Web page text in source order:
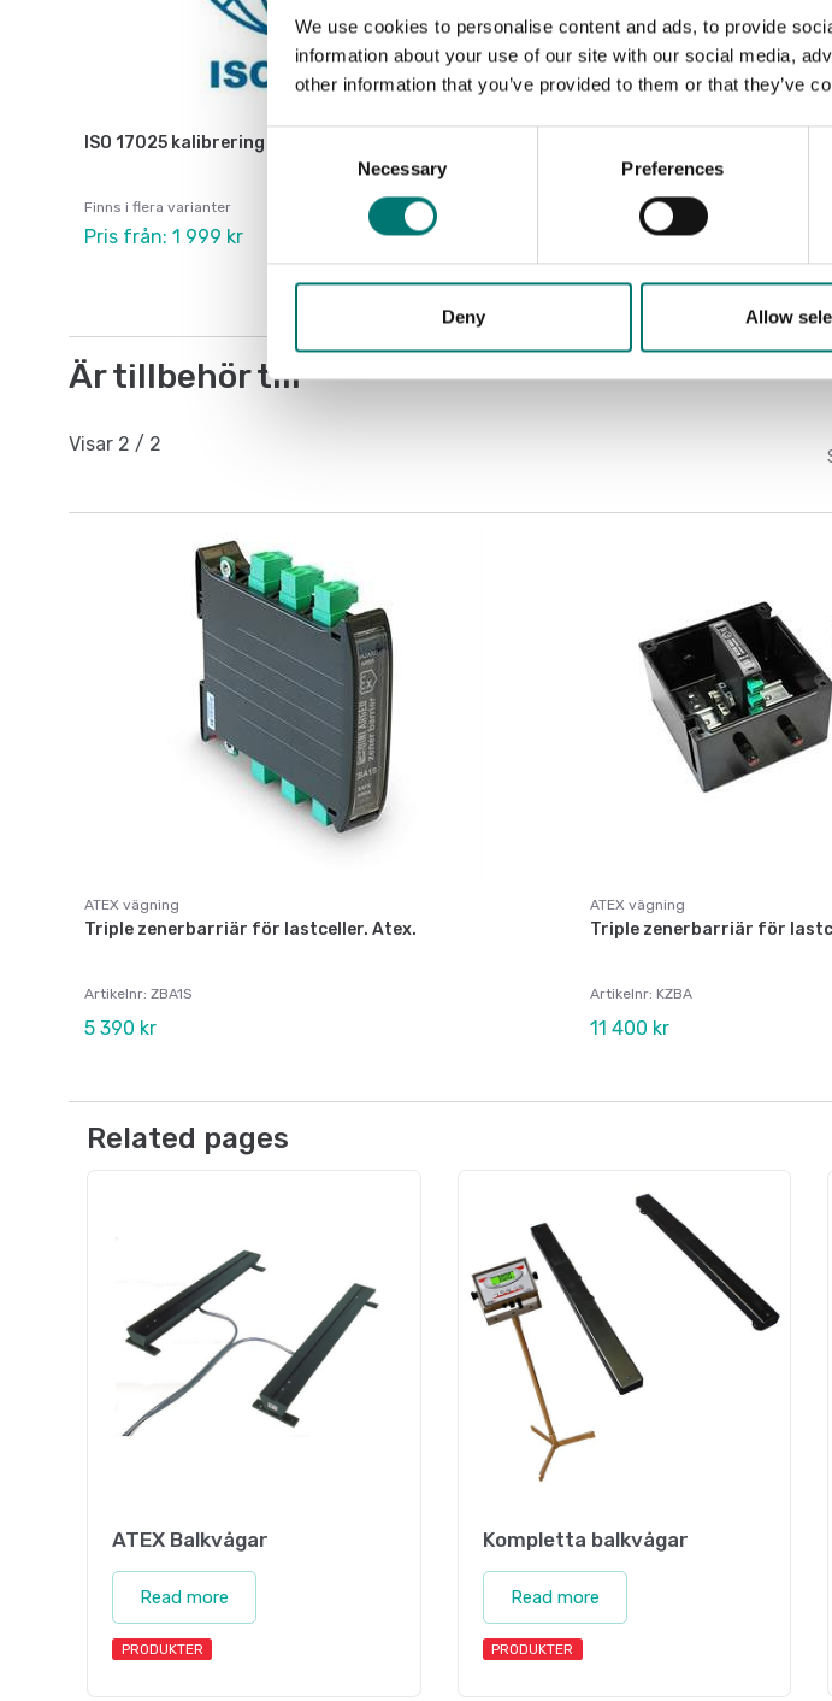
We use cookies to personalise content and ads, to provide
information about your use of our site with our social media,
other information that you’ve provided to them or that they’ve
Necessary Preferences
Deny Allow
ISO 17025 kalibrering av våg inkl certifikat
Finns i flera varianter
Pris från: 1 999 kr
Triple zenerbarriär för
Artikelnr: ZBA1S
5 390 kr
Är tillbehör till
Visar 2 / 2
ATEX vägning
Triple zenerbarriär för lastceller. Atex.
Artikelnr: ZBA1S
5 390 kr
ATEX vägning
Triple zenerbarriär för
Artikelnr: KZBA
11 400 kr
Related pages
ATEX Balkvågar
Read more
PRODUKTER
Kompletta balkvågar
Read more
PRODUKTER